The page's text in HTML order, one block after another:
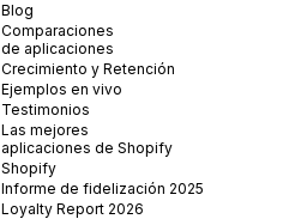
Blog
Comparaciones
de aplicaciones
Crecimiento y Retención
Ejemplos en vivo
Testimonios
Las mejores
aplicaciones de Shopify
Shopify
Informe de fidelización 2025
Loyalty Report 2026